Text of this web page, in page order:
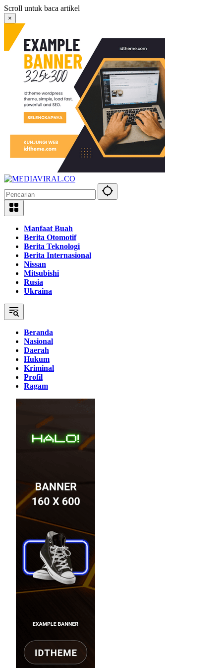
Langsung
ke
konten
Scroll untuk baca artikel
×
Manfaat Buah
Berita Otomotif
Berita Teknologi
Berita Internasional
Nissan
Mitsubishi
Rusia
Ukraina
Beranda
Nasional
Daerah
Hukum
Kriminal
Profil
Ragam